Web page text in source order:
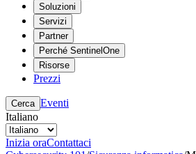
Soluzioni
Servizi
Partner
Perché SentinelOne
Risorse
Prezzi
Cerca Eventi
Italiano
Inizia oraContattaci